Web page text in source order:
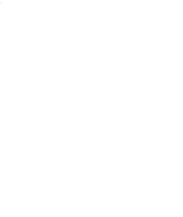
parmi les variantes de produit.